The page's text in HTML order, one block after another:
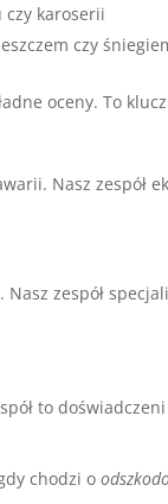
czy karoserii
czy
oceny. To
Nasz
zespół
to
chodzi o